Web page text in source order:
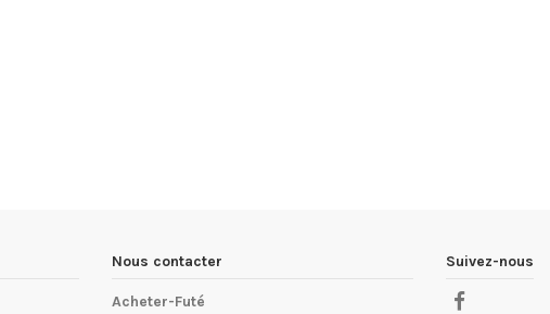
Nous contacter
Acheter-Futé
Suivez-nous